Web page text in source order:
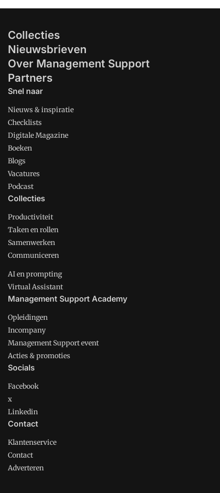
Collecties
Nieuwsbrieven
Over Management Support
Partners
Snel naar
Nieuws & inspiratie
Checklists
Digitale Magazine
Boeken
Blogs
Vacatures
Podcast
Collecties
Productiviteit
Taken en rollen
Samenwerken
Communiceren
AI en prompting
Virtual Assistant
Management Support Academy
Opleidingen
Incompany
Management Support event
Acties & promoties
Socials
Facebook
x
Linkedin
Contact
Klantenservice
Contact
Adverteren